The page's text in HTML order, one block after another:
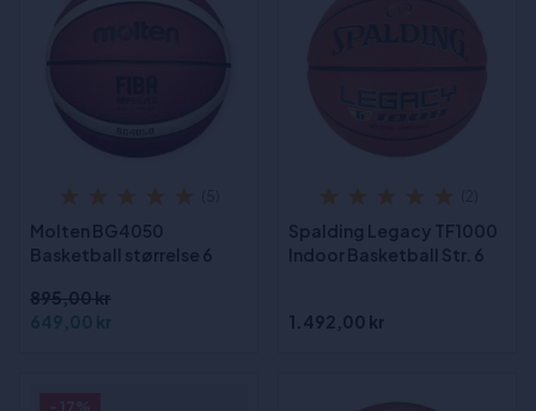
Molten BG4050
Basketball størrelse 6
895,00 kr
649,00 kr
Spalding Legacy TF1000
Indoor Basketball Str. 6
1.492,00 kr